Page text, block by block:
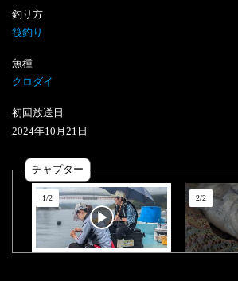
釣り方
筏釣り
魚種
クロダイ
初回放送日
2024年10 月 21 日
チャプター
1/2 2/2